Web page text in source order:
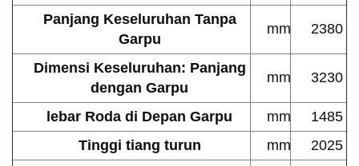
Panjang Keseluruhan Tanpa
Garpu
mm 2380
Dimensi Keseluruhan: Panjang
dengan Garpu
mm 3230
lebar Roda di Depan Garpu mm
1485
Tinggi tiang turun
mm
2025